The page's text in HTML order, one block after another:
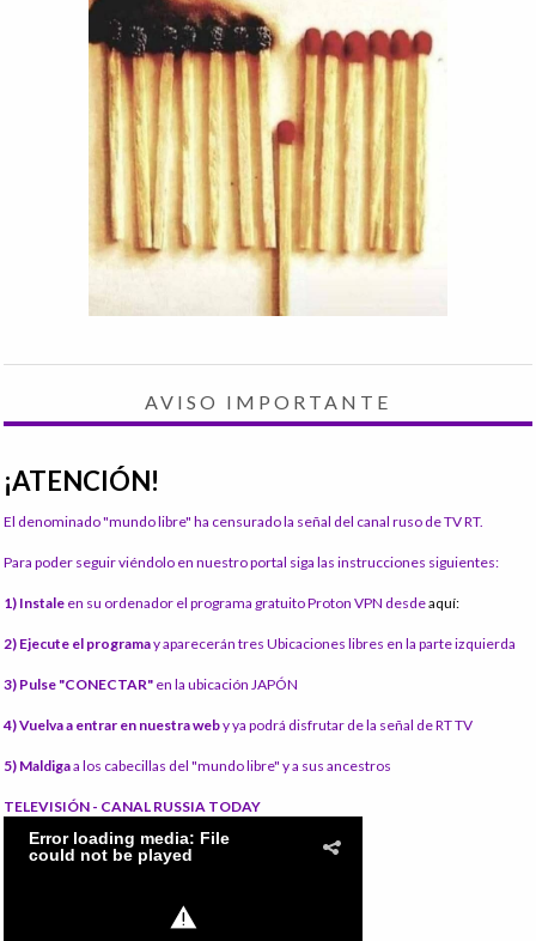
AVISO IMPORTANTE
¡ATENCIÓN!
El denominado "mundo libre" ha censurado la señal del canal ruso de TV RT.
Para poder seguir viéndolo en nuestro portal siga las instrucciones siguientes:
1) Instale en su ordenador el programa gratuito Proton VPN desdeaquí:
2) Ejecute el programay aparecerán tres Ubicaciones libres en la parte izquierda
3) Pulse "CONECTAR" en la ubicación JAPÓN
4) Vuelva a entrar en nuestra weby ya podrá disfrutar de la señal de RT TV
5) Maldigaa los cabecillas del "mundo libre" y a sus ancestros
TELEVISIÓN - CANAL RUSSIA TODAY